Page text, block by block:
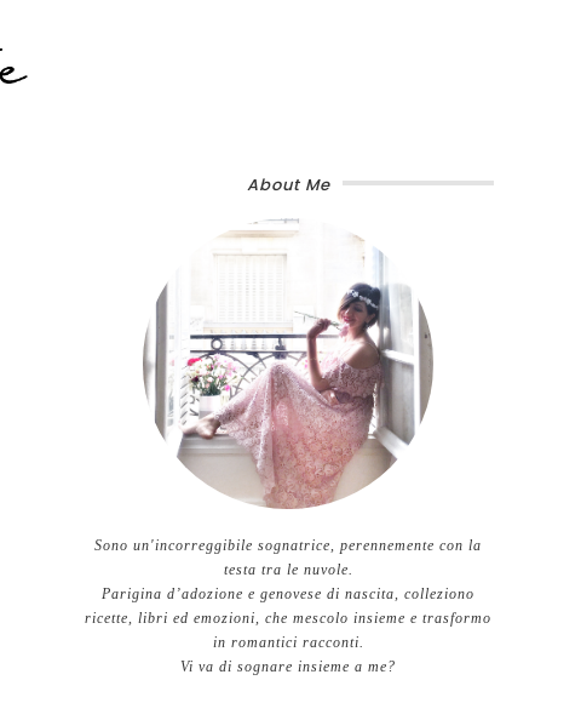
About Me
Sono un'incorreggibile sognatrice, perennemente con la
testa tra le nuvole.
Parigina d’adozione e genovese di nascita, colleziono
ricette, libri ed emozioni, che mescolo insieme e trasformo
in romantici racconti.
Vi va di sognare insieme a me?